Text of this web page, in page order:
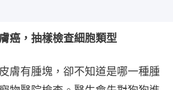
癌，抽樣檢查細胞類型
膚有腫塊，卻不知道是哪一種腫